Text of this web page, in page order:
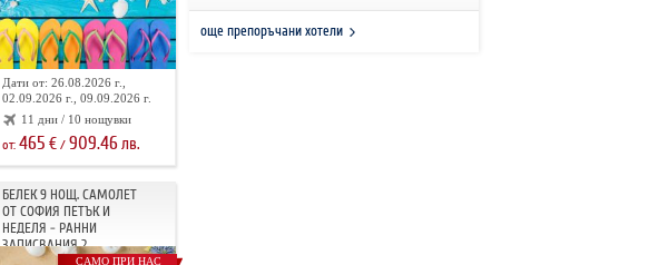
Дати от: 26.08.2026 г.,
02.09.2026 г., 09.09.2026 г.
11 дни / 10 нощувки
от: 465 €/ 909.46лв.
БЕЛЕК 9 НОЩ. САМОЛЕТ
ОТ СОФИЯ ПЕТЪК И
НЕДЕЛЯ - РАННИ
ЗАПИСВАНИЯ 2...
САМО ПРИ НАС
още препоръчани хотели